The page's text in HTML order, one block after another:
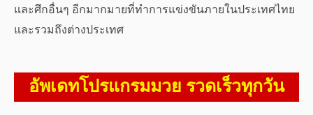
และศึกอื่นๆ อีกมากมายที่ทำการแข่งขันภายในประเทศไทย
และรวมถึงต่างประเทศ
อัพเดทโปรแกรมมวย รวดเร็วทุกวัน